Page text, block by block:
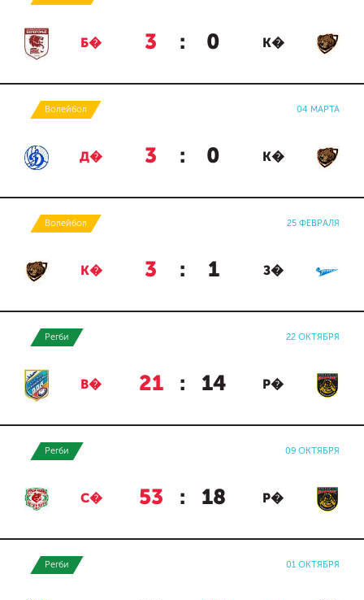
Б� 3 : 0 К�
Волейбол 04 МАРТА
Д� 3 : 0 К�
Волейбол 25 ФЕВРАЛЯ
К� 3 : 1 З�
Регби 22 ОКТЯБРЯ
В� 21 : 14 Р�
Регби 09 ОКТЯБРЯ
С� 53 : 18 Р�
Регби 01 ОКТЯБРЯ